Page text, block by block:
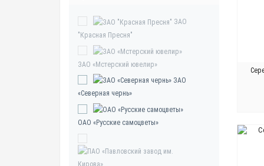
ЗАО
"Красная Пресня"
ЗАО «Мстерский ювелир»
ЗАО
«Северная чернь»
ОАО «Русские самоцветы»